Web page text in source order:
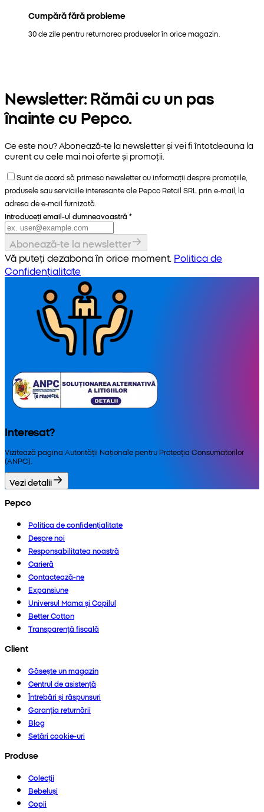
Cumpără fără probleme
30 de zile pentru returnarea produselor în orice magazin.
Newsletter: Rămâi cu un pas
înainte cu Pepco.
Ce este nou? Abonează-te la newsletter și vei fi întotdeauna la
curent cu cele mai noi oferte și promoții.
Sunt de acord să primesc newsletter cu informații despre promoțiile,
produsele sau serviciile interesante ale Pepco Retail SRL prin e-mail, la
adresa de e-mail furnizată.
Introduceți email-ul dumneavoastră *
Abonează-te la newsletter
Vă puteți dezabona în orice moment. Politica de
Confidențialitate
Interesat?
Vizitează pagina Autorității Naționale pentru Protecția Consumatorilor
(ANPC).
Vezi detalii
Pepco
Politica de confidențialitate
Despre noi
Responsabilitatea noastră
Carieră
Contactează-ne
Expansiune
Universul Mama și Copilul
Better Cotton
Transparență fiscală
Client
Găsește un magazin
Centrul de asistență
Întrebări și răspunsuri
Garanția returnării
Blog
Setări cookie-uri
Produse
Colecții
Bebeluși
Copii